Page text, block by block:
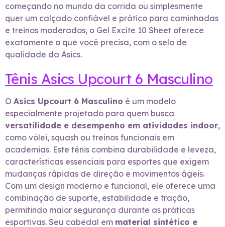
começando no mundo da corrida ou simplesmente
quer um calçado confiável e prático para caminhadas
e treinos moderados, o Gel Excite 10 Sheet oferece
exatamente o que você precisa, com o selo de
qualidade da Asics.
Tênis Asics Upcourt 6 Masculino
O Asics Upcourt 6 Masculino é um modelo
especialmente projetado para quem busca
versatilidade e desempenho em atividades indoor,
como vôlei, squash ou treinos funcionais em
academias. Este tênis combina durabilidade e leveza,
características essenciais para esportes que exigem
mudanças rápidas de direção e movimentos ágeis.
Com um design moderno e funcional, ele oferece uma
combinação de suporte, estabilidade e tração,
permitindo maior segurança durante as práticas
esportivas. Seu cabedal em material sintético e